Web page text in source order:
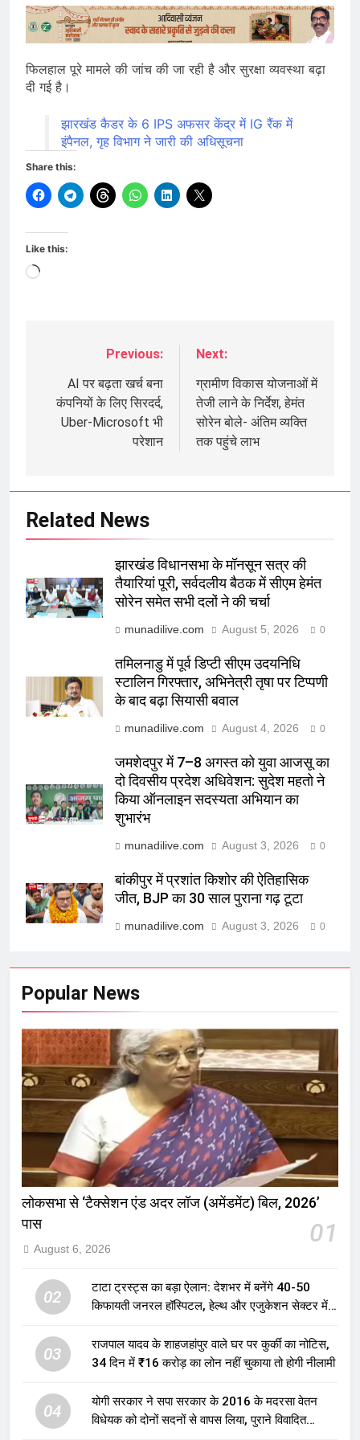
फिलहाल पूरे मामले की जांच की जा रही है और सुरक्षा व्यवस्था बढ़ा
दी गई है।
झारखंड कैडर के 6 IPS अफसर केंद्र में IG रैंक में
इंपैनल, गृह विभाग ने जारी की अधिसूचना
Share this:
Like this:
Loading…
navigation
Previous:
AI पर बढ़ता खर्च बना
कंपनियों के लिए सिरदर्द,
Uber-Microsoft भी
परेशान
Next:
ग्रामीण विकास योजनाओं में
तेजी लाने के निर्देश, हेमंत
सोरेन बोले- अंतिम व्यक्ति
तक पहुंचे लाभ
Related News
झारखंड विधानसभा के मॉनसून सत्र की
तैयारियां पूरी, सर्वदलीय बैठक में सीएम हेमंत
सोरेन समेत सभी दलों ने की चर्चा
munadilive.com August 5, 2026 0
तमिलनाडु में पूर्व डिप्टी सीएम उदयनिधि
स्टालिन गिरफ्तार, अभिनेत्री तृषा पर टिप्पणी
के बाद बढ़ा सियासी बवाल
munadilive.com August 4, 2026 0
जमशेदपुर में 7–8 अगस्त को युवा आजसू का
दो दिवसीय प्रदेश अधिवेशन: सुदेश महतो ने
किया ऑनलाइन सदस्यता अभियान का
शुभारंभ
munadilive.com August 3, 2026 0
बांकीपुर में प्रशांत किशोर की ऐतिहासिक
जीत, BJP का 30 साल पुराना गढ़ टूटा
munadilive.com August 3, 2026 0
Popular News
लोकसभा से ‘टैक्सेशन एंड अदर लॉज (अमेंडमेंट) बिल, 2026’
पास
01
August 6, 2026
02
टाटा ट्रस्ट्स का बड़ा ऐलान: देशभर में बनेंगे 40-50
किफायती जनरल हॉस्पिटल, हेल्थ और एजुकेशन सेक्टर में
03
राजपाल यादव के शाहजहांपुर वाले घर पर कुर्की का नोटिस,
34 दिन में ₹16 करोड़ का लोन नहीं चुकाया तो होगी नीलामी
04
योगी सरकार ने सपा सरकार के 2016 के मदरसा वेतन
विधेयक को दोनों सदनों से वापस लिया, पुराने विवादित